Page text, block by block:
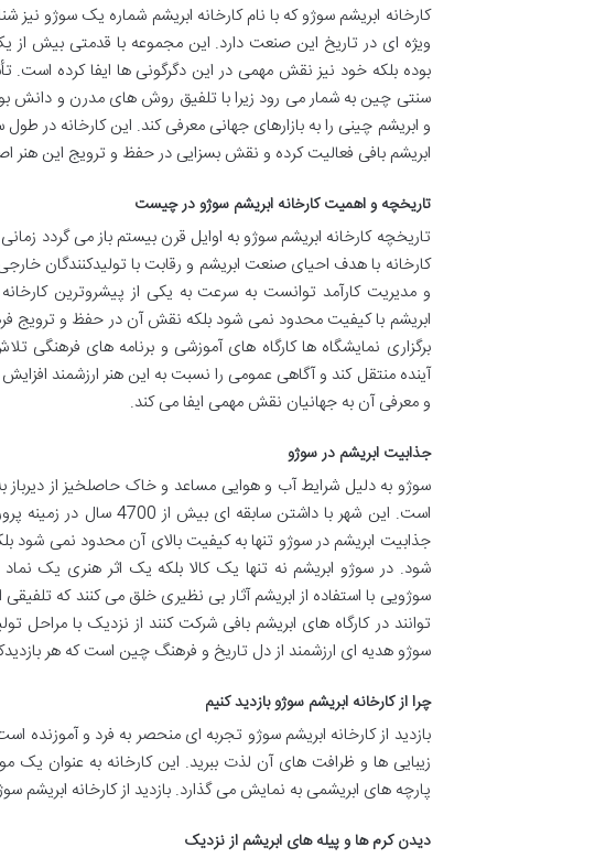
کارخانه ابریشم سوژو که با نام کارخانه ابریشم شماره یک سوژو
ویژه ای در تاریخ این صنعت دارد. این مجموعه با قدمتی بیش
سنتی چین به شمار می رود زیرا با تلفیق روش های مدرن و
و ابریشم چینی را به بازارهای جهانی معرفی کند. این کارخانه در
ابریشم بافی فعالیت کرده و نقش بسزایی در حفظ و ترویج این
تاریخچه و اهمیت کارخانه ابریشم سوژو در چیست
تاریخچه کارخانه ابریشم سوژو به اوایل قرن بیستم باز می گردد
کارخانه با هدف احیای صنعت ابریشم و رقابت با تولیدکنندگان
و مدیریت کارآمد توانست به سرعت به یکی از پیشروترین
ابریشم با کیفیت محدود نمی شود بلکه نقش آن در حفظ و ترویج
برگزاری نمایشگاه ها کارگاه های آموزشی و برنامه های
آینده منتقل کند و آگاهی عمومی را نسبت به این هنر ارزشمند
و معرفی آن به جهانیان نقش مهمی ایفا می کند.
جذابیت ابریشم در سوژو
سوژو به دلیل شرایط آب و هوایی مساعد و خاک حاصلخیز از دیرباز
است. این شهر با داشتن
جذابیت ابریشم در سوژو تنها به کیفیت بالای آن محدود نمی شود
شود. در سوژو ابریشم نه تنها یک کالا بلکه یک اثر هنری یک
سوژویی با استفاده از ابریشم آثار بی نظیری خلق می کنند که
توانند در کارگاه های ابریشم بافی شرکت کنند از نزدیک با مراحل
سوژو هدیه ای ارزشمند از دل تاریخ و فرهنگ چین است که هر
چرا از کارخانه ابریشم سوژو بازدید کنیم
بازدید از کارخانه ابریشم سوژو تجربه ای منحصر به فرد و آموزنده
زیبایی ها و ظرافت های آن لذت ببرید. این کارخانه به عنوان یک
پارچه های ابریشمی به نمایش می گذارد. بازدید از کارخانه ابریشم
دیدن کرم ها و پیله های ابریشم از نزدیک